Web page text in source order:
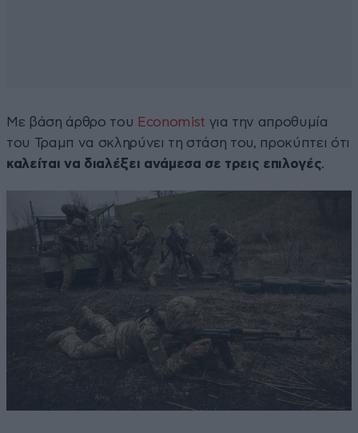
Με βάση άρθρο του Economist για την απροθυμία
του Τραμπ να σκληρύνει τη στάση του, προκύπτει ότι
καλείται να διαλέξει ανάμεσα σε τρεις επιλογές.